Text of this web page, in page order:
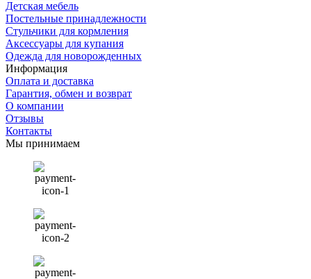
Детская мебель
Постельные принадлежности
Стульчики для кормления
Аксессуары для купания
Одежда для новорожденных
Информация
Оплата и доставка
Гарантия, обмен и возврат
О компании
Отзывы
Контакты
Мы принимаем